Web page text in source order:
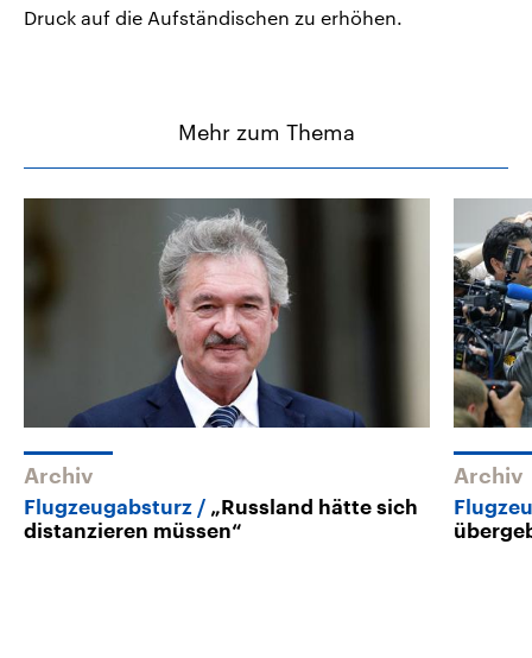
Druck auf die Aufständischen zu erhöhen.
Mehr zum Thema
Archiv
Flugzeugabsturz
„Russland hätte sich
distanzieren müssen“
Archiv